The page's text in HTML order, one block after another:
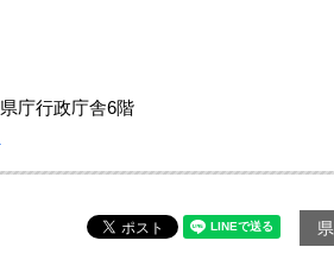
庁行政庁舎6階